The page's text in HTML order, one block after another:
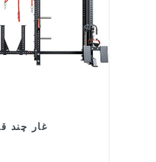
غار چند